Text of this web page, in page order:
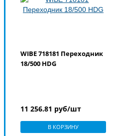
WIBE 718181 Переходник
18/500 HDG
11 256.81 руб/шт
В КОРЗИНУ